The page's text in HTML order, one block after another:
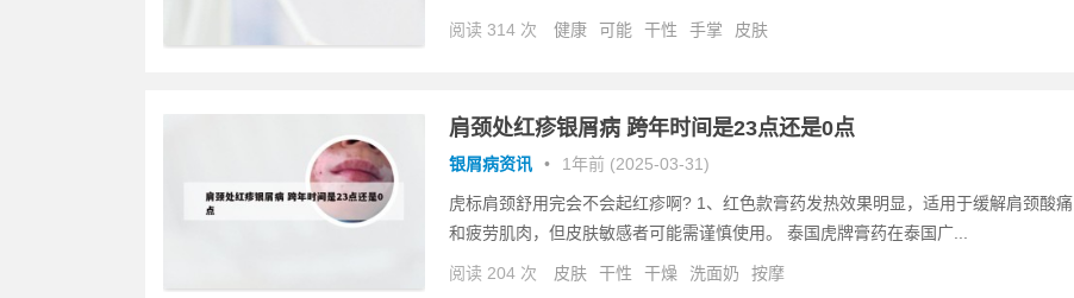
阅读 314 次 健康 可能 干性 手掌 皮肤
肩颈处红疹银屑病 跨年时间是23点还是0点
银屑病资讯 • 1年前 (2025-03-31)
虎标肩颈舒用完会不会起红疹啊? 1、红色款膏药发热效果明显，适用于缓解肩颈酸痛
和疲劳肌肉，但皮肤敏感者可能需谨慎使用。 泰国虎牌膏药在泰国广...
阅读 204 次 皮肤 干性 干燥 洗面奶 按摩